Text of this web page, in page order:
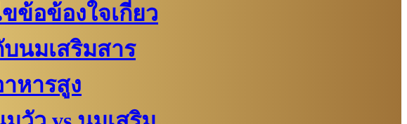
ข้อข้องใจเกี่ยว
นมเสริมสาร
าหารสูง